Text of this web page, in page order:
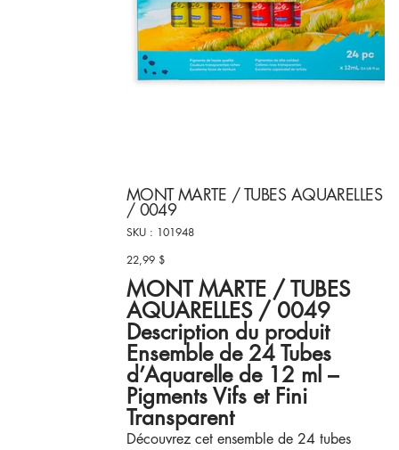
MONT MARTE / TUBES AQUARELLES
/ 0049
SKU :
SKU
101948
101948
Prix
22,99 $
MONT MARTE / TUBES
AQUARELLES / 0049
Description du produit
Ensemble de 24 Tubes
d’Aquarelle de 12 ml –
Pigments Vifs et Fini
Transparent
Découvrez cet ensemble de 24 tubes